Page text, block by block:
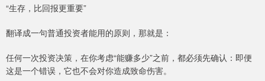
“生存，比回报更重要”
翻译成一句普通投资者能用的原则，那就是：
任何一次投资决策，在你考虑“能赚多少”之前，都必须先确认：即便
这是一个错误，它也不会对你造成致命伤害。